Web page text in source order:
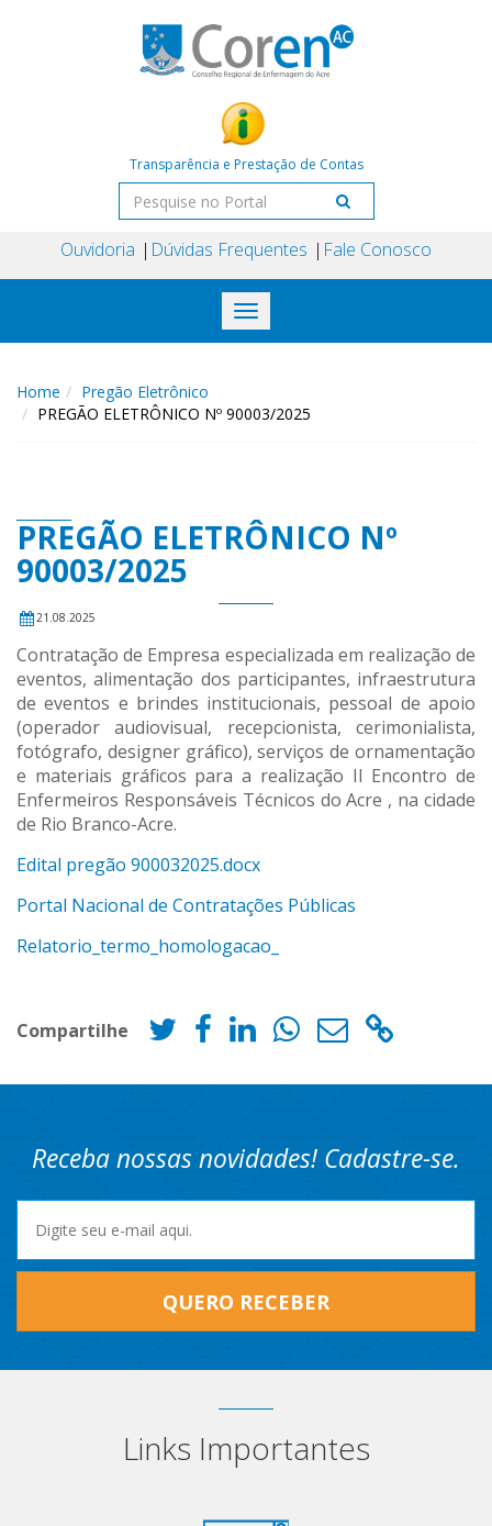
Transparência e Prestação de Contas
Ouvidoria Dúvidas Frequentes Fale Conosco
Toggle
navigation
Home
Pregão Eletrônico
PREGÃO ELETRÔNICO Nº 90003/2025
PREGÃO ELETRÔNICO Nº
90003/2025
21.08.2025
Contratação de Empresa especializada em realização de
eventos, alimentação dos participantes, infraestrutura
de eventos e brindes institucionais, pessoal de apoio
(operador audiovisual, recepcionista, cerimonialista,
fotógrafo, designer gráfico), serviços de ornamentação
e materiais gráficos para a realização II Encontro de
Enfermeiros Responsáveis Técnicos do Acre , na cidade
de Rio Branco-Acre.
Edital pregão 900032025.docx
Portal Nacional de Contratações Públicas
Relatorio_termo_homologacao_
Compartilhe
Receba nossas novidades! Cadastre-se.
QUERO RECEBER
Links Importantes